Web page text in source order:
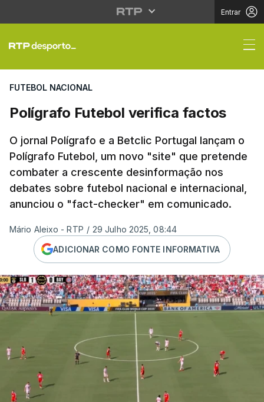
Entrar
Polígrafo Futebol
FUTEBOL NACIONAL
Polígrafo Futebol verifica factos
O jornal Polígrafo e a Betclic Portugal lançam o
Polígrafo Futebol, um novo "site" que pretende
combater a crescente desinformação nos
debates sobre futebol nacional e internacional,
anunciou o "fact-checker" em comunicado.
Mário Aleixo - RTP / 29 Julho 2025, 08:44
ADICIONAR COMO FONTE INFORMATIVA